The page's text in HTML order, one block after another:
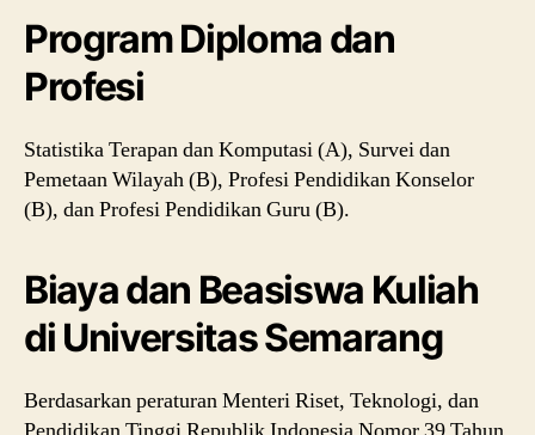
Program Diploma dan
Profesi
Statistika Terapan dan Komputasi (A), Survei dan
Pemetaan Wilayah (B), Profesi Pendidikan Konselor
(B), dan Profesi Pendidikan Guru (B).
Biaya dan Beasiswa Kuliah
di Universitas Semarang
Berdasarkan peraturan Menteri Riset, Teknologi, dan